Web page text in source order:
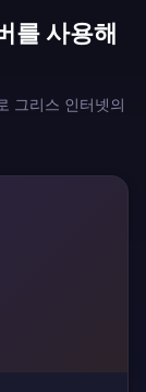
를 사용해
그리스 인터넷의